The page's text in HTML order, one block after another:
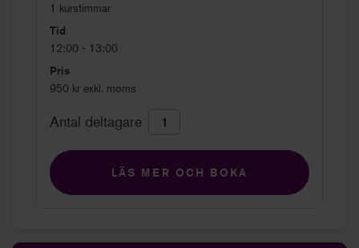
1 kurstimmar
Tid
12:00 - 13:00
Pris
950 kr exkl. moms
Antal deltagare
LÄS MER OCH BOKA